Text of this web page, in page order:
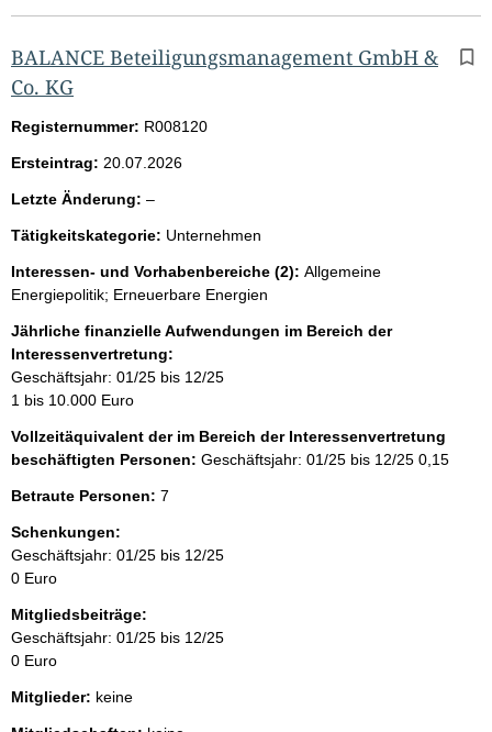
BALANCE Beteiligungsmanagement GmbH &
Co. KG
Registernummer: R008120
Ersteintrag: 20.07.2026
Letzte Änderung: –l
e
r
Tätigkeitskategorie: Unternehmen
Interessen- und Vorhabenbereiche (2): Allgemeine
Energiepolitik; Erneuerbare Energien
Jährliche finanzielle Aufwendungen im Bereich der
Interessenvertretung:
Geschäftsjahr: 01/25 bis 12/25
1 bis 10.000 Euro
Vollzeitäquivalent der im Bereich der Interessenvertretung
beschäftigten Personen: Geschäftsjahr: 01/25 bis 12/25 0,15
Betraute Personen: 7
Schenkungen:
Geschäftsjahr: 01/25 bis 12/25
0 Euro
Mitgliedsbeiträge:
Geschäftsjahr: 01/25 bis 12/25
0 Euro
Mitglieder: keine